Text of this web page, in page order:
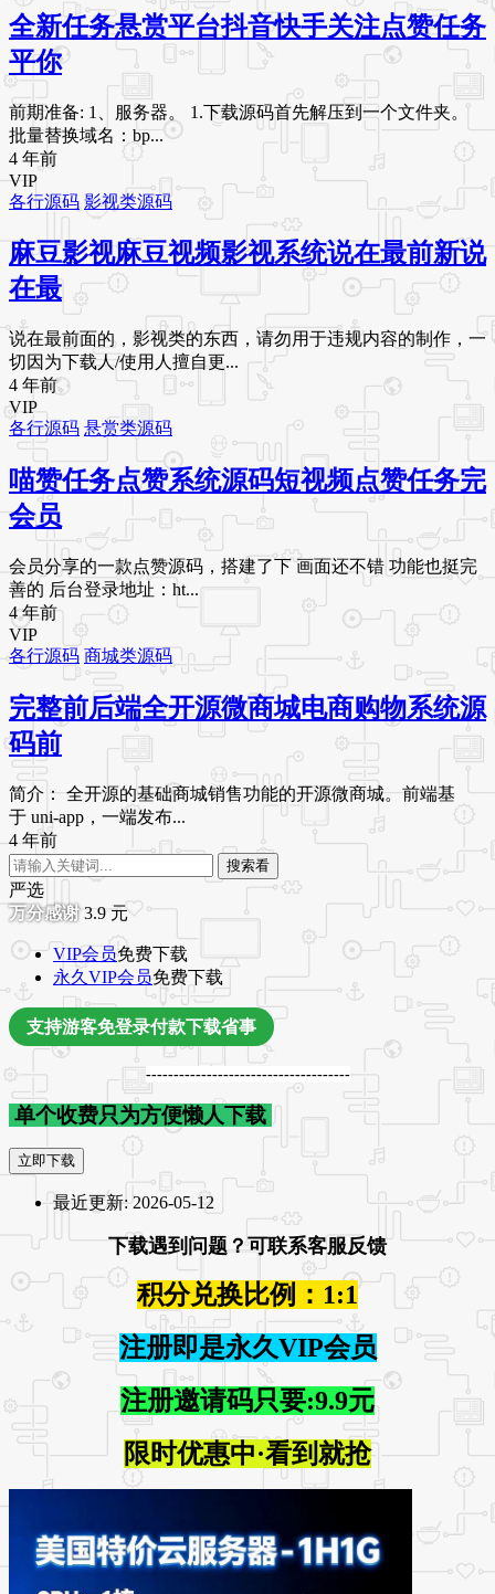
全新任务悬赏平台抖音快手关注点赞任务
平你
前期准备: 1、服务器。 1.下载源码首先解压到一个文件夹。
批量替换域名：bp...
4 年前
VIP
各行源码 影视类源码
麻豆影视麻豆视频影视系统说在最前新说
在最
说在最前面的，影视类的东西，请勿用于违规内容的制作，一
切因为下载人/使用人擅自更...
4 年前
VIP
各行源码 悬赏类源码
喵赞任务点赞系统源码短视频点赞任务完
会员
会员分享的一款点赞源码，搭建了下 画面还不错 功能也挺完
善的 后台登录地址：ht...
4 年前
VIP
各行源码 商城类源码
完整前后端全开源微商城电商购物系统源
码前
简介： 全开源的基础商城销售功能的开源微商城。前端基
于 uni-app，一端发布...
4 年前
搜索看
严选
3.9 元
VIP会员免费下载
永久VIP会员免费下载
支持游客免登录付款下载省事
-------------------------------------
单个收费只为方便懒人下载
立即下载
最近更新:2026-05-12
下载遇到问题？可联系客服反馈
积分兑换比例：1:1
注册即是永久VIP会员
注册邀请码只要:9.9元
限时优惠中·看到就抢